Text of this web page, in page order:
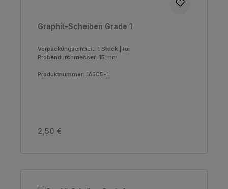
Graphit-Scheiben Grade 1
Verpackungseinheit: 1 Stück
Probendurchmesser: 15 mm
Produktnummer: 16505-1
Regulärer Preis:
2,50 €